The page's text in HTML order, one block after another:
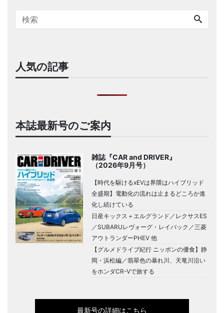
人気の記事
本誌最新号のご案内
雑誌『CAR and DRIVER』
（2026年9月号）
【時代を駆けるxEVは界隈はハイブリッド
全盛期】電動化の流れは止まるどころか進
化し続けている
日産キックス＋エルグランド／レクサスES
／SUBARUレヴォーグ・レイバック／三菱
アウトランダーPHEV 他
【グルメドライブ紀行 ニッポンの優食】静
岡・浜松編／翡翠色の暴れ川、天竜川沿い
をホンダCR-Vで旅する
最新号の詳細はこちら